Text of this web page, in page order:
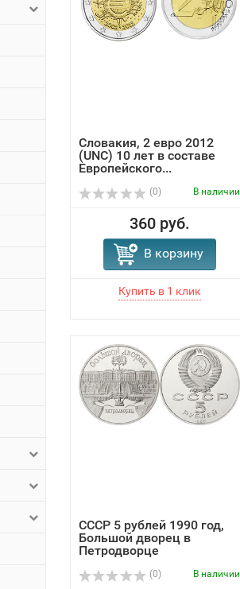
Словакия, 2 евро 2012
(UNC) 10 лет в составе
Европейского...
(0) В наличии
360 руб.
В корзину
СССР 5 рублей 1990 год,
Большой дворец в
Петродворце
(0) В наличии